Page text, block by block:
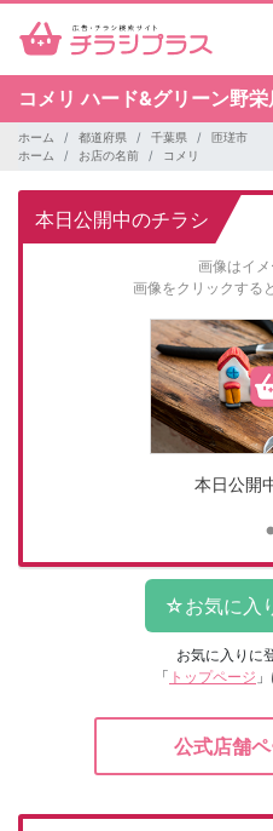
コメリハード&グリーン野栄
ホーム 都道府県 千葉県
匝瑳市
ホーム
お店の名前 コメリ
本日公開中のチラシ
画像はイメ
画像をクリックする
本日公開
お気に入りに
「 トップページ
公式店舗